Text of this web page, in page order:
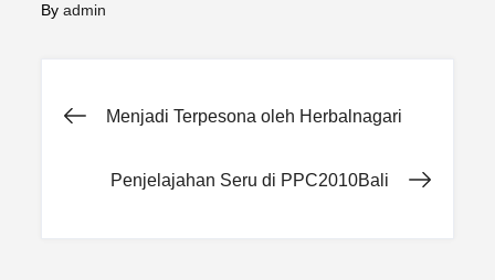
Byadmin
Post
navigation
Menjadi Terpesona oleh Herbalnagari
Penjelajahan Seru di PPC2010Bali